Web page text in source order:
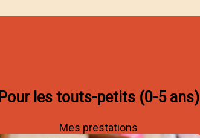
Pour les touts-petits (0-5 ans)
Mes prestations